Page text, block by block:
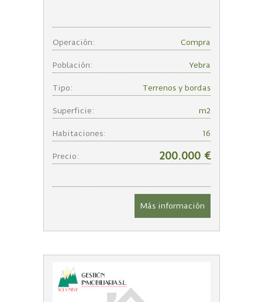
Operación: Compra
Población: Yebra
Tipo: Terrenos y bordas
Superficie: m2
Habitaciones: 16
Precio: 200.000 €
Más información